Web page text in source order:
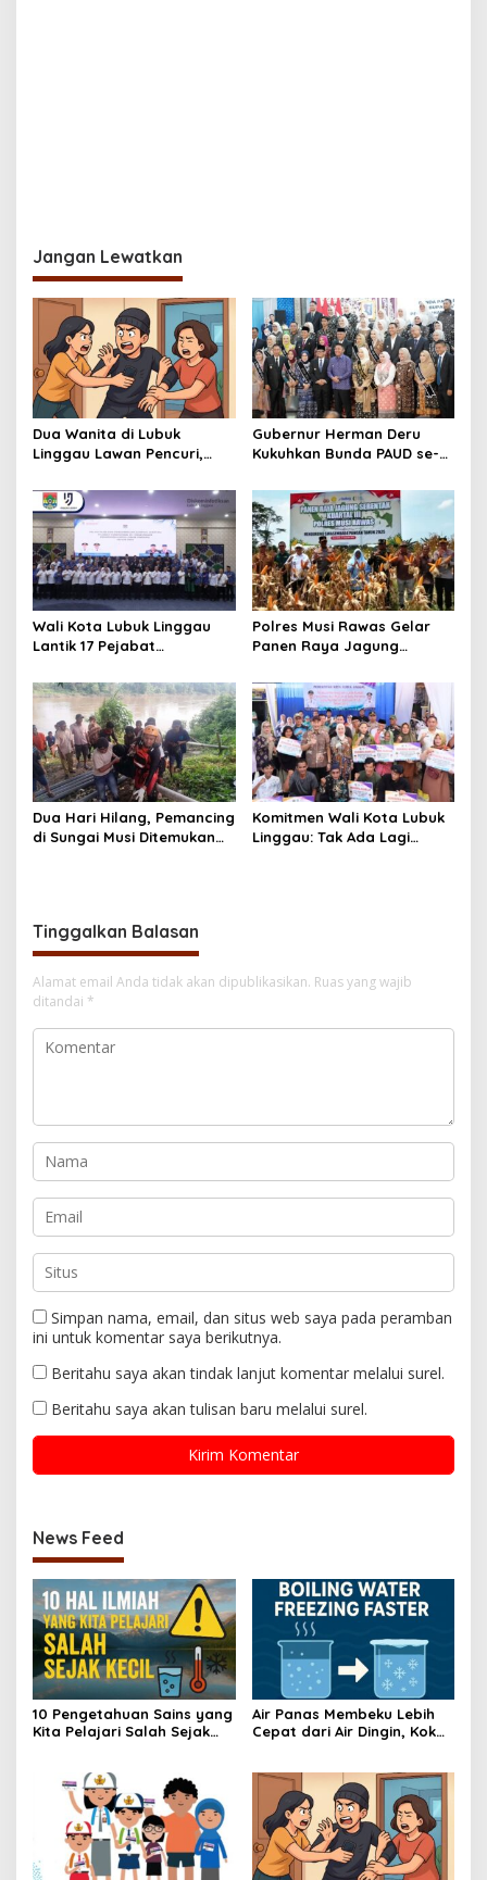
Jangan Lewatkan
Dua Wanita di Lubuk
Linggau Lawan Pencuri,
Gubernur Herman Deru
Kukuhkan Bunda PAUD se-
Tegaskan Pentingnya
Deteksi Dini Kecerdasan
Anak
Wali Kota Lubuk Linggau
Lantik 17 Pejabat
Birokrasi Efisien dan
Berorientasi Pelayanan
Polres Musi Rawas Gelar
Panen Raya Jagung
Swasembada Pangan 2025
Dua Hari Hilang, Pemancing
di Sungai Musi Ditemukan
Komitmen Wali Kota Lubuk
Linggau: Tak Ada Lagi
Tinggalkan Balasan
Alamat email Anda tidak akan dipublikasikan. Ruas yang wajib
ditandai *
Simpan nama, email, dan situs web saya pada peramban
ini untuk komentar saya berikutnya.
Beritahu saya akan tindak lanjut komentar melalui surel.
Beritahu saya akan tulisan baru melalui surel.
News Feed
10 Pengetahuan Sains yang
Kita Pelajari Salah Sejak
Air Panas Membeku Lebih
Cepat dari Air Dingin, Kok